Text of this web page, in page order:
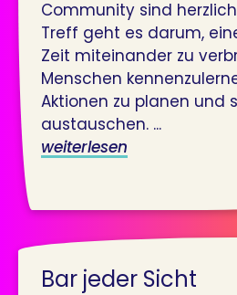
Community sind
Treff geht es darum,
Zeit miteinander zu
Menschen
Aktionen zu planen und
austauschen. ...
weiterlesen
Bar jeder Sicht